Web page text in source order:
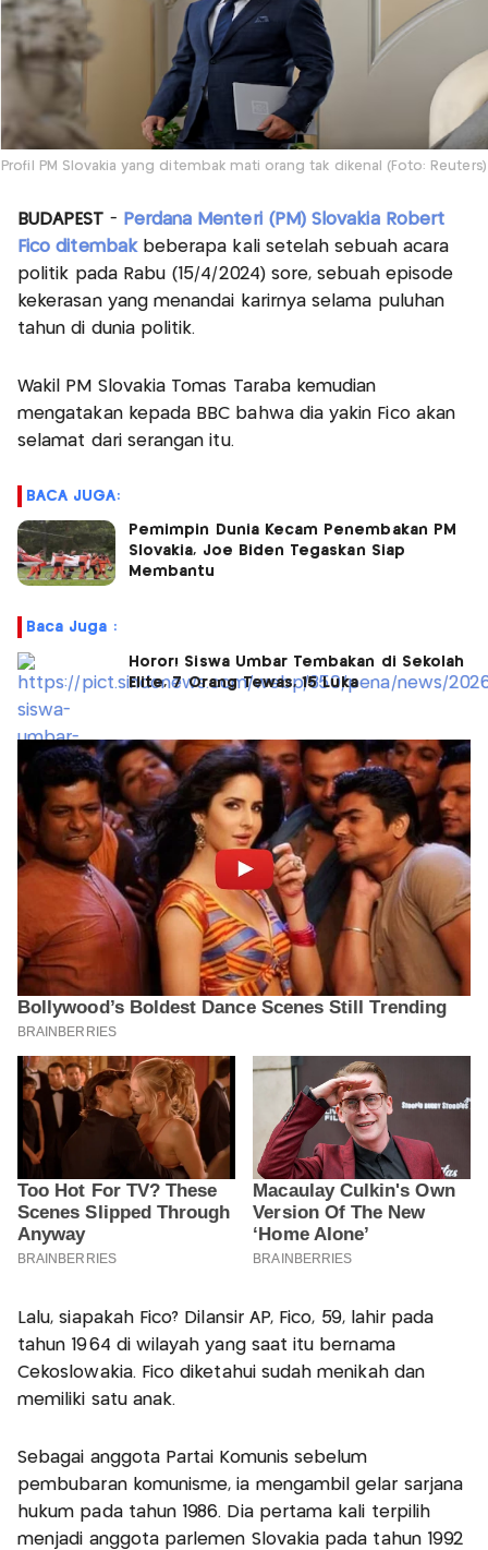
Profil PM Slovakia yang ditembak mati orang tak dikenal (Foto: Reuters)
BUDAPEST -
Perdana Menteri (PM) Slovakia Robert
Fico ditembak beberapa kali setelah sebuah acara
politik pada Rabu (15/4/2024) sore, sebuah episode
kekerasan yang menandai karirnya selama puluhan
tahun di dunia politik.
Wakil PM Slovakia Tomas Taraba kemudian
mengatakan kepada BBC bahwa dia yakin Fico akan
selamat dari serangan itu.
BACA JUGA:
Pemimpin Dunia Kecam Penembakan PM
Slovakia, Joe Biden Tegaskan Siap
Membantu
Baca Juga :
Horor! Siswa Umbar Tembakan di Sekolah
Elite, 7 Orang Tewas, 15 Luka
Lalu, siapakah Fico? Dilansir AP, Fico, 59, lahir pada
tahun 1964 di wilayah yang saat itu bernama
Cekoslowakia. Fico diketahui sudah menikah dan
memiliki satu anak.
Sebagai anggota Partai Komunis sebelum
pembubaran komunisme, ia mengambil gelar sarjana
hukum pada tahun 1986. Dia pertama kali terpilih
menjadi anggota parlemen Slovakia pada tahun 1992